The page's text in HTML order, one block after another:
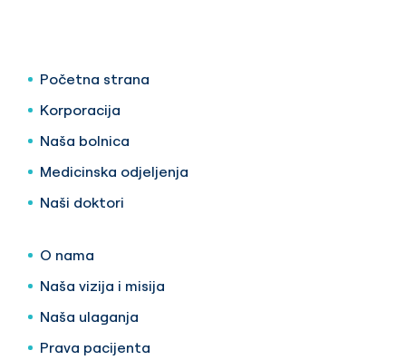
Početna strana
Korporacija
Naša bolnica
Medicinska odjeljenja
Naši doktori
O nama
Naša vizija i misija
Naša ulaganja
Prava pacijenta